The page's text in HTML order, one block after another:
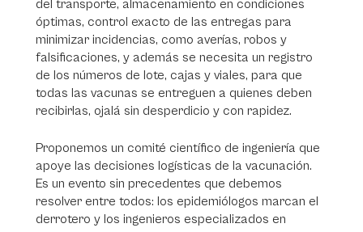
del transporte, almacenamiento en condiciones
óptimas, control exacto de las entregas para
minimizar incidencias, como averías, robos y
falsificaciones, y además se necesita un registro
de los números de lote, cajas y viales, para que
todas las vacunas se entreguen a quienes deben
recibirlas, ojalá sin desperdicio y con rapidez.
Proponemos un comité científico de ingeniería que
apoye las decisiones logísticas de la vacunación.
Es un evento sin precedentes que debemos
resolver entre todos: los epidemiólogos marcan el
derrotero y los ingenieros especializados en